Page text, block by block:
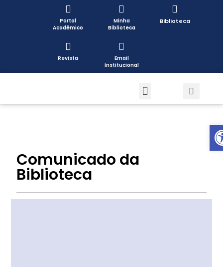
Portal
Acadêmico
Minha
Biblioteca
Biblioteca
Revista
Email
Institucional
Comunicado da
Biblioteca
Open toolbar